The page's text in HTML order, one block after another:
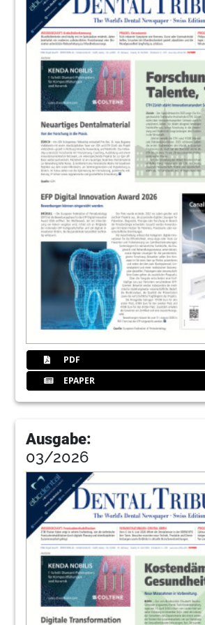
Dr. Bendicht Scheidegger
Practice: Hochwertige
Vollkeramikversorgung
ZT Jens Richter, Rochlitz (DE)
Industry News: Verfärbungen
entfernen
Redaktion
PDF
EPAPER
Ausgabe:
03/2026